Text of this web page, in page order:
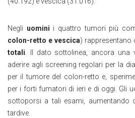
Negli uomini i quattro tumori più
colon-retto e vescica) rappresentano
totali . Il dato sottolinea, ancora
aderire agli screening regolari per la
per il tumore del colon-retto e,
per i forti fumatori di ieri e di oggi. Gli
sottoporsi a tali esami, aumentando
tardive.